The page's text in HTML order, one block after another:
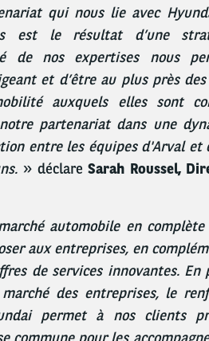
qui nous lie avec
est le résultat d’une
de nos expertises nous
et d’être au plus près
auxquels elles sont
partenariat dans une
entre les équipes d'Arval et
» déclareSarah Roussel,
automobile en
aux entreprises, en
de services innovantes. En
des entreprises, le
permet à nos clients
commune pour les